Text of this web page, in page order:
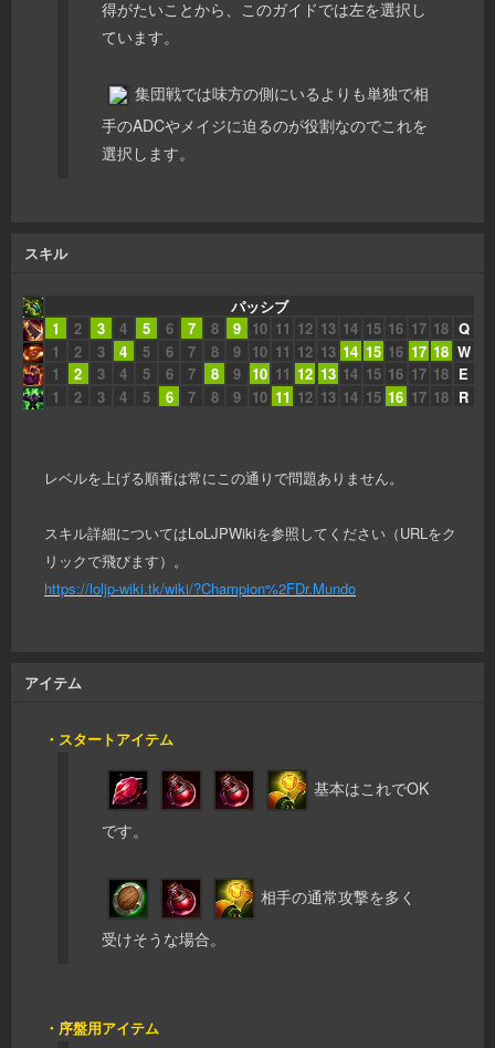
得がたいことから、このガイドでは左を選択し
ています。
集団戦では味方の側にいるよりも単独で相
手のADCやメイジに迫るのが役割なのでこれを
選択します。
スキル
パッシブ
1
2 3 4 5 6 7 8 9 10 11 12 13 14 15 16 17 18 Q
1
2 3 4 5 6 7 8 9 10 11 12 13 14 15 16 17 18 W
1
2 3 4 5 6 7 8 9 10 11 12 13 14 15 16 17 18 E
1
2 3 4 5 6 7 8 9 10 11 12 13 14 15 16 17 18 R
レベルを上げる順番は常にこの通りで問題ありません。
スキル詳細についてはLoLJPWikiを参照してください（URLをク
リックで飛びます）。
https://loljp-wiki.tk/wiki/?Champion%2FDr.Mundo
アイテム
・スタートアイテム
基本はこれでOK
です。
相手の通常攻撃を多く
受けそうな場合。
・序盤用アイテム